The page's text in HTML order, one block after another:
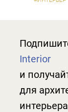
Interior
и
для